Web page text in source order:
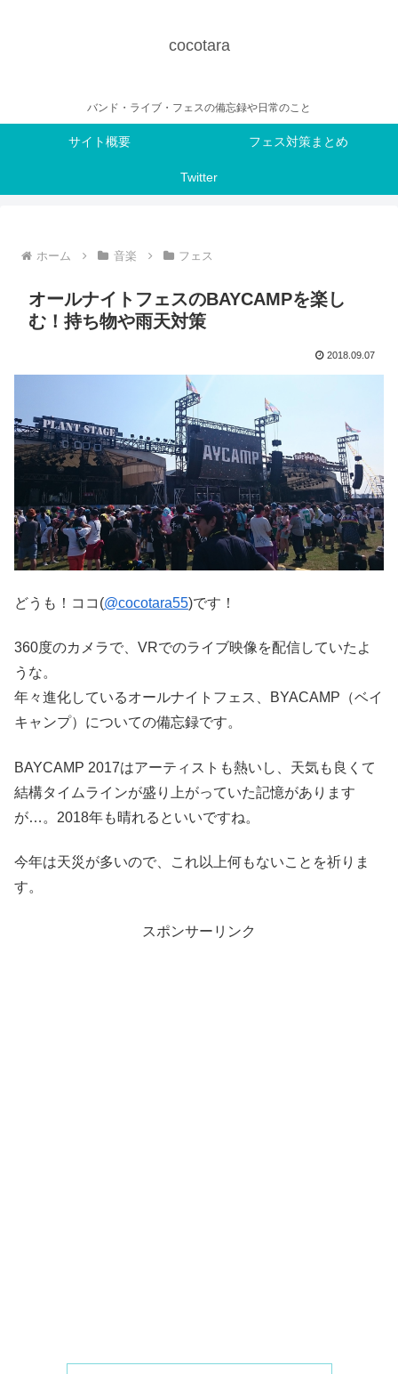
cocotara
バンド・ライブ・フェスの備忘録や日常のこと
サイト概要 フェス対策まとめ
Twitter
ホーム 音楽 フェス
オールナイトフェスのBAYCAMPを楽し
む！持ち物や雨天対策
2018.09.07
どうも！ココ(@cocotara55)です！
360度のカメラで、VRでのライブ映像を配信していたよ
うな。
年々進化しているオールナイトフェス、BYACAMP（ベイ
キャンプ）についての備忘録です。
BAYCAMP 2017はアーティストも熱いし、天気も良くて
結構タイムラインが盛り上がっていた記憶があります
が…。2018年も晴れるといいですね。
今年は天災が多いので、これ以上何もないことを祈りま
す。
スポンサーリンク